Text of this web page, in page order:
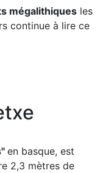
mégalithiques les
continue à lire ce
en basque, est
2,3 mètres de